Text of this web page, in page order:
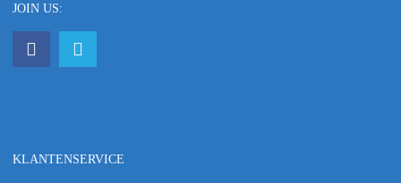
JOIN US:
KLANTENSERVICE